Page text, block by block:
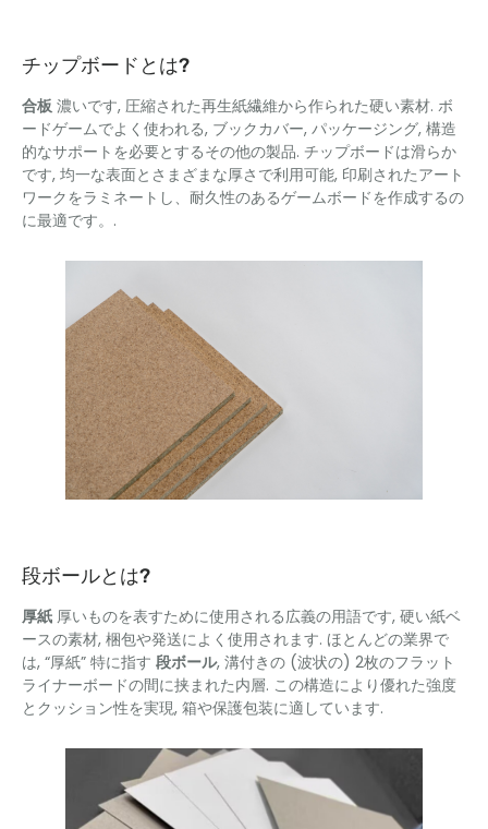
チップボードとは?
合板 濃いです, 圧縮された再生紙繊維から作られた硬い素材. ボ
ードゲームでよく使われる, ブックカバー, パッケージング, 構造
的なサポートを必要とするその他の製品. チップボードは滑らか
です, 均一な表面とさまざまな厚さで利用可能, 印刷されたアート
ワークをラミネートし、耐久性のあるゲームボードを作成するの
に最適です。.
段ボールとは?
厚紙 厚いものを表すために使用される広義の用語です, 硬い紙ベ
ースの素材, 梱包や発送によく使用されます. ほとんどの業界で
は, “厚紙” 特に指す 段ボール, 溝付きの (波状の) 2枚のフラット
ライナーボードの間に挟まれた内層. この構造により優れた強度
とクッション性を実現, 箱や保護包装に適しています.